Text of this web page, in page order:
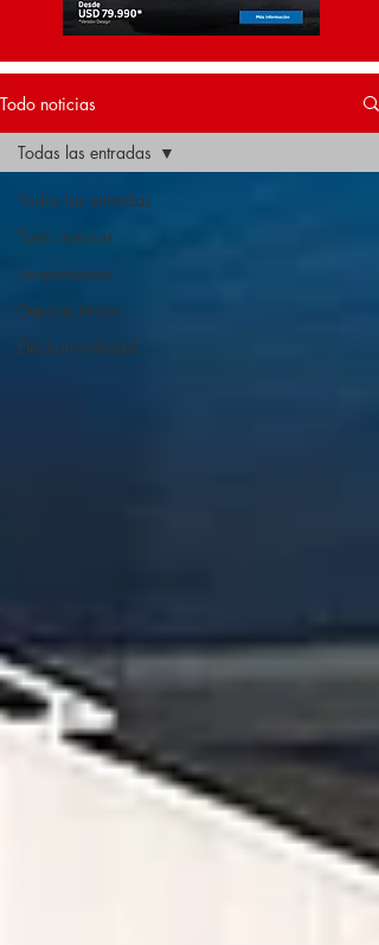
Todo noticias
Todas las entradas
Todo noticias
Lanzamientos
Deporte Motor
Electromovilidad
Todas las entradas